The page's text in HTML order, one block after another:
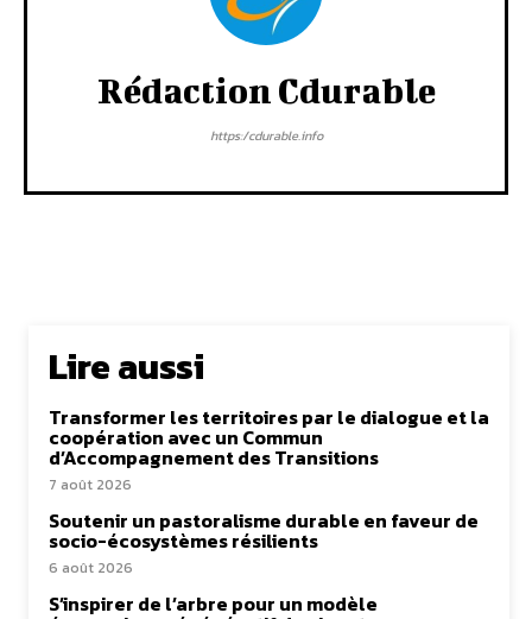
Rédaction Cdurable
https:/cdurable.info
Lire aussi
Transformer les territoires par le dialogue et la
coopération avec un Commun
d’Accompagnement des Transitions
7 août 2026
Soutenir un pastoralisme durable en faveur de
socio-écosystèmes résilients
6 août 2026
S’inspirer de l’arbre pour un modèle